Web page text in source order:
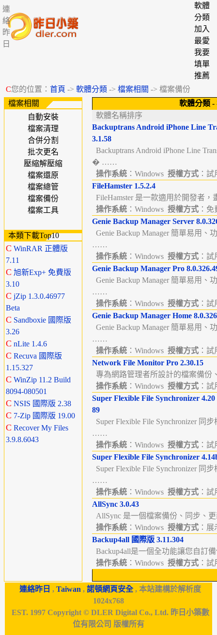
連
絡
昨
日
軟體
分類
加入
最愛
我要
填單
推薦
C您的位置： 首頁 -> 軟體分類 -> 檔案相關 -> 檔案備份
檔案相關
自動安裝
檔案清理
合併分割
批次更名
壓縮解壓縮
檔案還原
檔案總管
檔案備份
檔案工具
本類下載Top10
C WinRAR 正體版
7.11
C 旭新Exp+ 免費版
3.10
C jZip 1.3.0.46977
Beta
C Sandboxie 國際版
3.26
C nLite 1.4.6
C Recuva 國際版
1.15.327
C WinZip 11.2 Build
8094-080501
C NSIS 國際版 2.38
C 7-Zip 國際版 19.00
C Recover My Files
3.9.8.6043
軟體分類 -
軟體名稱排序
Backuptrans Android iPhone Line
3.1.58
Backuptrans Android iPhone Line
� ……
操作系統 ：Windows 授權方式 ：
FileHamster 1.5.2.4
FileHamster 是一款適用於開發者
操作系統 ：Windows 授權方式 ：
Genie Backup Manager Server
Genie Backup Manager 簡單易用、
……
操作系統 ：Windows 授權方式 ：
Genie Backup Manager Pro
Genie Backup Manager 簡單易用、
……
操作系統 ：Windows 授權方式 ：
Genie Backup Manager Home
Genie Backup Manager 簡單易用、
……
操作系統 ：Windows 授權方式 ：
Network File Monitor Pro 2.30.15
專為網路管理者所設計的檔案備
操作系統 ：Windows 授權方式 ：
Super Flexible File Synchronizer
89
Super Flexible File Synchronizer 同
……
操作系統 ：Windows 授權方式 ：
Super Flexible File Synchronizer
Super Flexible File Synchronizer 同
……
操作系統 ：Windows 授權方式 ：
AllSync 3.0.43
AllSync 是一個檔案備份、同步、
操作系統 ：Windows 授權方式 ：
Backup4all 國際版 3.11.304
Backup4all是一個全功能讓您自
操作系統 ：Windows 授權方式 ：
連絡昨日 , Taiwan , 諾頓網頁安全, 本站建構於解析度
1024x768
EST. 1997 Copyright © DLER Digital Co., Ltd. 昨日小築數
位有限公司 版權所有